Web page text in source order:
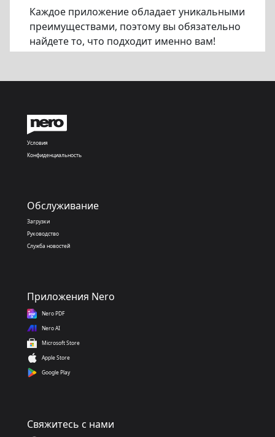
Каждое приложение обладает уникальными
преимуществами, поэтому вы обязательно
найдете то, что подходит именно вам!
Условия
Конфиденциальность
Обслуживание
Загрузки
Руководство
Служба новостей
Приложения Nero
Nero PDF
Nero AI
Microsoft Store
Apple Store
Google Play
Свяжитесь с нами